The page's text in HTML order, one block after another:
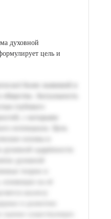
духовной
цель и